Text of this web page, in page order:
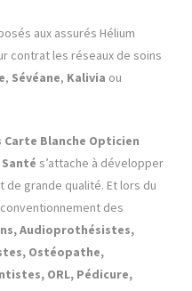
aux assurés Hélium
contrat les réseaux de soins
, Sévéane, Kalivia ou
Blanche Opticien
s’attache à développer
de grande qualité. Et lors du
des
Audioprothésistes,
Ostéopathe,
ORL, Pédicure,